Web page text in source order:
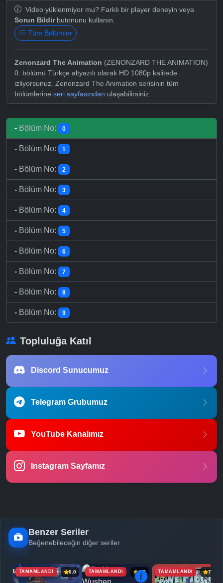
Video yüklenmiyor mu? Farklı bir player deneyin veya
Sorun Bildirbutonunu kullanın.
Tüm Bölümler
Zenonzard The Animation (ZENONZARD THE ANIMATION)
0. bölümü Türkçe altyazılı olarak HD 1080p kalitede
izliyorsunuz. Zenonzard The Animation serisinin tüm
bölümlerine seri sayfasından ulaşabilirsiniz.
- Bölüm No: 0
- Bölüm No: 1
- Bölüm No: 2
- Bölüm No: 3
- Bölüm No: 4
- Bölüm No: 5
- Bölüm No: 6
- Bölüm No: 7
- Bölüm No: 8
- Bölüm No: 9
Topluluğa Katıl
Discord Sunucumuz
Telegram Grubumuz
YouTube Kanalımız
Instagram Sayfamız
Benzer Seriler
Beğenebileceğin diğer seriler
TAMAMLANDI 0.0 TAMAMLANDI 6.9 TAMAMLANDI 7.1